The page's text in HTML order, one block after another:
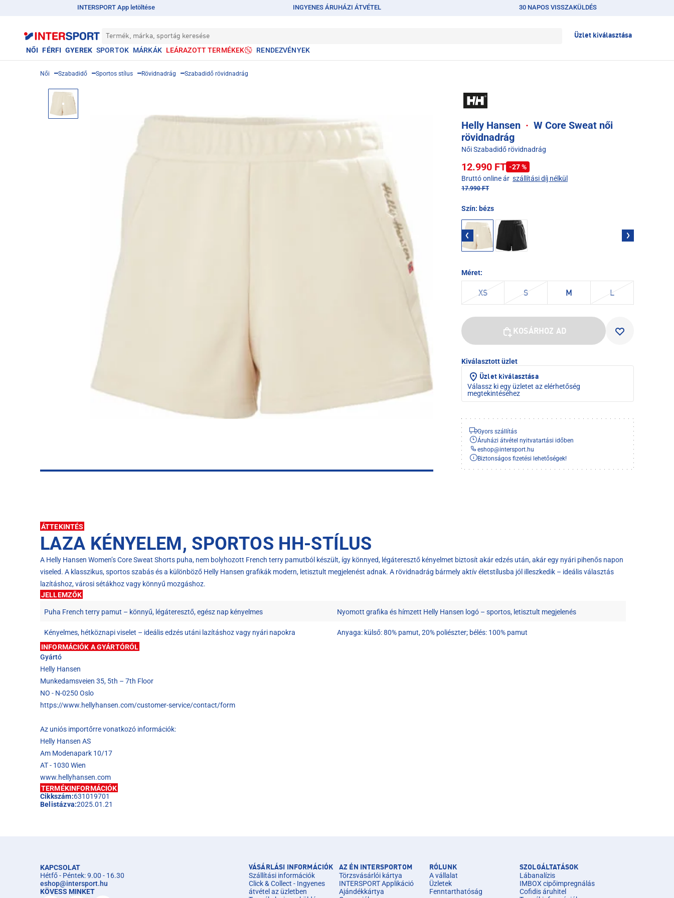
INTERSPORT App letöltése INGYENES ÁRUHÁZI ÁTVÉTEL 30 NAPOS VISSZAKÜLDÉS
Termék, márka, sportág keresése Üzlet kiválasztása
NŐI FÉRFI GYEREK SPORTOK MÁRKÁK LEÁRAZOTT TERMÉKEK RENDEZVÉNYEK
Női Szabadidő Sportos stílus Rövidnadrág Szabadidő rövidnadrág
Helly Hansen · W Core Sweat női
rövidnadrág
Női Szabadidő rövidnadrág
12.990 FT -27 %
Bruttó online ár szállítási díj nélkül
17.990 FT
Szín: bézs
Méret:
XS S M L
KOSÁRHOZ AD
Kiválasztott üzlet
Üzlet kiválasztása
Válassz ki egy üzletet az elérhetőség
megtekintéséhez
Gyors szállítás
Áruházi átvétel nyitvatartási időben
eshop@intersport.hu
Biztonságos fizetési lehetőségek!
ÁTTEKINTÉS
LAZA KÉNYELEM, SPORTOS HH-STÍLUS
A Helly Hansen Women’s Core Sweat Shorts puha, nem bolyhozott French terry pamutból készült, így könnyed, légáteresztő kényelmet biztosít akár edzés után, akár egy nyári pihenős napon
viseled. A klasszikus, sportos szabás és a különböző Helly Hansen grafikák modern, letisztult megjelenést adnak. A rövidnadrág bármely aktív életstílusba jól illeszkedik – ideális választás
lazításhoz, városi sétákhoz vagy könnyű mozgáshoz.
JELLEMZŐK
Puha French terry pamut – könnyű, légáteresztő, egész nap kényelmes Nyomott grafika és hímzett Helly Hansen logó – sportos, letisztult megjelenés
Kényelmes, hétköznapi viselet – ideális edzés utáni lazításhoz vagy nyári napokra
Anyaga: külső: 80% pamut, 20% poliészter; bélés: 100% pamut
INFORMÁCIÓK A GYÁRTÓRÓL
Gyártó
Helly Hansen
Munkedamsveien 35, 5th – 7th Floor
NO - N-0250 Oslo
https://www.hellyhansen.com/customer-service/contact/form
Az uniós importőrre vonatkozó információk:
Helly Hansen AS
Am Modenapark 10/17
AT - 1030 Wien
www.hellyhansen.com
TERMÉKINFORMÁCIÓK
Cikkszám:631019701
Belistázva:2025.01.21
KAPCSOLAT
Hétfő - Péntek: 9.00 - 16.30
eshop@intersport.hu
KÖVESS MINKET
VÁSÁRLÁSI INFORMÁCIÓK
Szállítási információk
Click & Collect - Ingyenes
átvétel az üzletben
AZ ÉN INTERSPORTOM
Törzsvásárlói kártya
INTERSPORT Applikáció
Ajándékkártya
RÓLUNK
A vállalat
Üzletek
Fenntarthatóság
SZOLGÁLTATÁSOK
Lábanalízis
IMBOX cipőimpregnálás
Cofidis áruhitel